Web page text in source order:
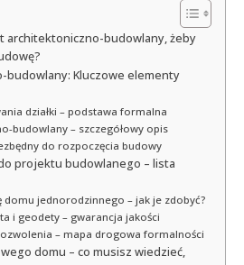
architektoniczno-budowlany, żeby
Kluczowe elementy
działki – podstawa formalna
budowlany – szczegółowy opis
do rozpoczęcia budowy
projektu budowlanego – lista
domu jednorodzinnego – jak je zdobyć?
i geodety – gwarancja jakości
– mapa drogowa formalności
domu – co musisz wiedzieć,